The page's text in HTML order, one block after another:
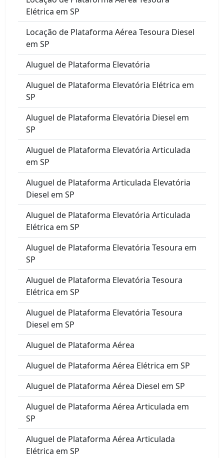
Elétrica em SP
Locação de Plataforma Aérea Tesoura Diesel
em SP
Aluguel de Plataforma Elevatória
Aluguel de Plataforma Elevatória Elétrica em
SP
Aluguel de Plataforma Elevatória Diesel em
SP
Aluguel de Plataforma Elevatória Articulada
em SP
Aluguel de Plataforma Articulada Elevatória
Diesel em SP
Aluguel de Plataforma Elevatória Articulada
Elétrica em SP
Aluguel de Plataforma Elevatória Tesoura em
SP
Aluguel de Plataforma Elevatória Tesoura
Elétrica em SP
Aluguel de Plataforma Elevatória Tesoura
Diesel em SP
Aluguel de Plataforma Aérea
Aluguel de Plataforma Aérea Elétrica em SP
Aluguel de Plataforma Aérea Diesel em SP
Aluguel de Plataforma Aérea Articulada em
SP
Aluguel de Plataforma Aérea Articulada
Elétrica em SP